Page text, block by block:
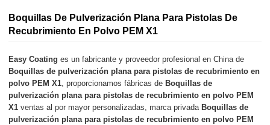
Boquillas De Pulverización Plana Para Pistolas De
Recubrimiento En Polvo PEM X1
Easy Coating es un fabricante y proveedor profesional en China de
Boquillas de pulverización plana para pistolas de recubrimiento en
polvo PEM X1, proporcionamos fábricas de Boquillas de
pulverización plana para pistolas de recubrimiento en polvo PEM
X1 ventas al por mayor personalizadas, marca privada Boquillas de
pulverización plana para pistolas de recubrimiento en polvo PEM